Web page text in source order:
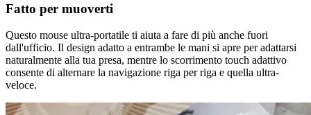
Fatto per muoverti
Questo mouse ultra-portatile ti aiuta a fare di più anche fuori
dall'ufficio. Il design adatto a entrambe le mani si apre per adattarsi
naturalmente alla tua presa, mentre lo scorrimento touch adattivo
consente di alternare la navigazione riga per riga e quella ultra-
veloce.